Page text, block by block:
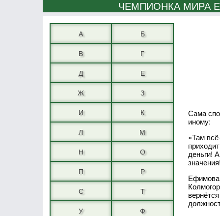
ЧЕМПИОНКА МИРА
А
Б
В
Г
Д
Е
Ж
З
И
К
Л
М
Н
О
П
Р
С
Т
У
Ф
Сама
иному:
«Там
деньги!
Ефимова